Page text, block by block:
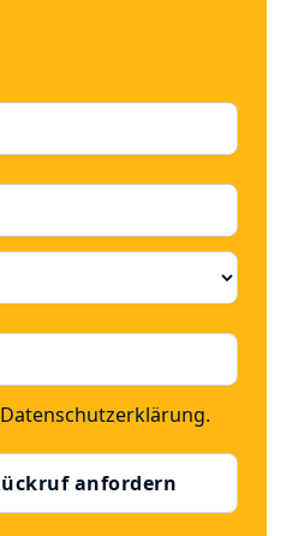
Datenschutzerklärung.